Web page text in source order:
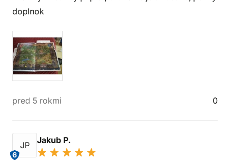
doplnok
pred 5 rokmi 0
JP
6
Jakub P.